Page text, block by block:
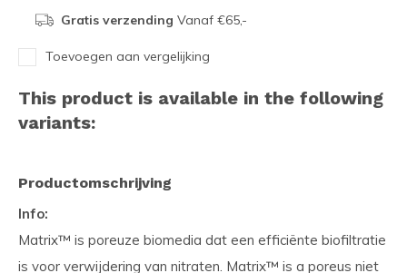
Gratis verzending Vanaf €65,-
Toevoegen aan vergelijking
This product is available in the following
variants:
Productomschrijving
Info:
Matrix™ is poreuze biomedia dat een efficiënte biofiltratie
is voor verwijdering van nitraten. Matrix™ is a poreus niet